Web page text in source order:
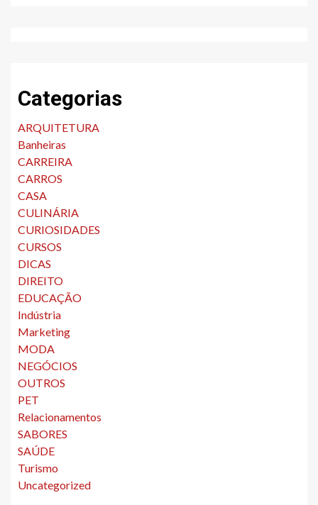
Categorias
ARQUITETURA
Banheiras
CARREIRA
CARROS
CASA
CULINÁRIA
CURIOSIDADES
CURSOS
DICAS
DIREITO
EDUCAÇÃO
Indústria
Marketing
MODA
NEGÓCIOS
OUTROS
PET
Relacionamentos
SABORES
SAÚDE
Turismo
Uncategorized